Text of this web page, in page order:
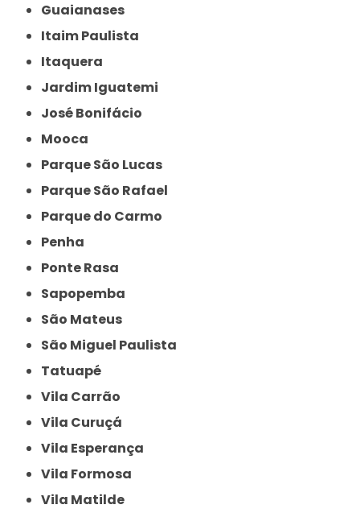
Guaianases
Itaim Paulista
Itaquera
Jardim Iguatemi
José Bonifácio
Mooca
Parque São Lucas
Parque São Rafael
Parque do Carmo
Penha
Ponte Rasa
Sapopemba
São Mateus
São Miguel Paulista
Tatuapé
Vila Carrão
Vila Curuçá
Vila Esperança
Vila Formosa
Vila Matilde